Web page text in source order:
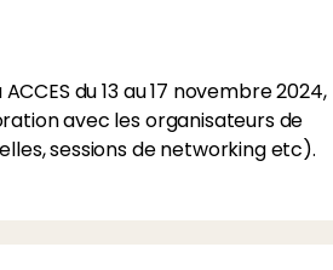
du 13 au 17 novembre 2024,
avec les organisateurs de
sessions de networking etc).